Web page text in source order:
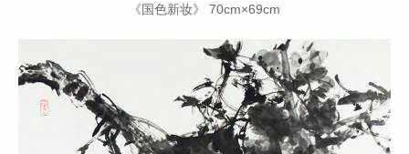
《国色新妆》 70cm×69cm